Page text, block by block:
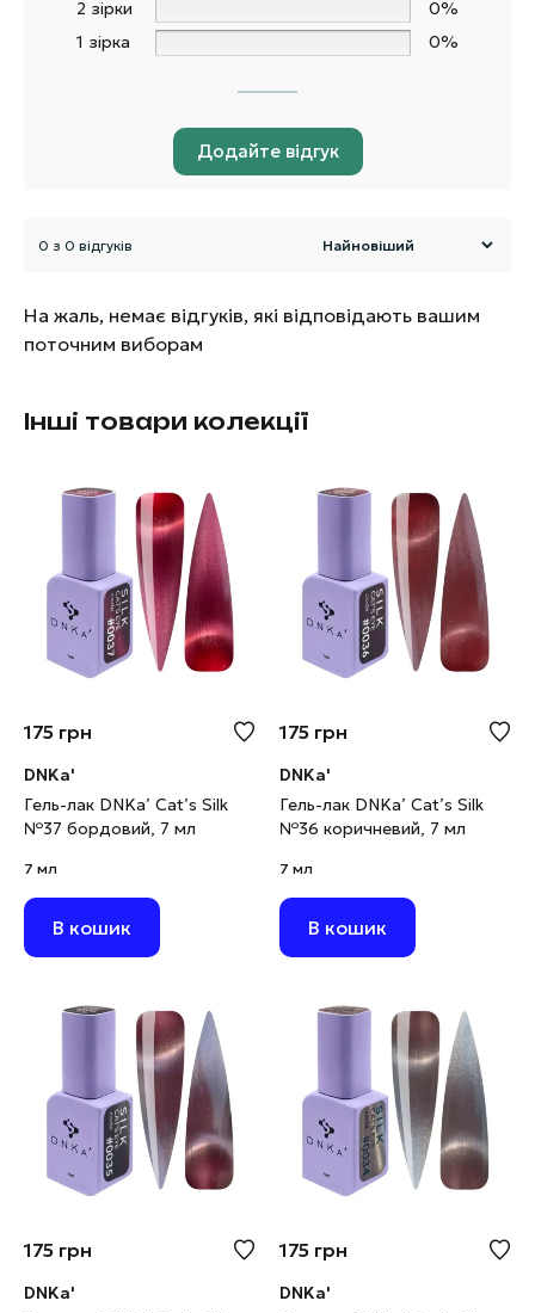
2 зірки
0%
1 зірка
0%
Додайте відгук
0 з 0 відгуків
На жаль, немає відгуків, які відповідають вашим
поточним виборам
Інші товари колекції
175 грн
DNKa'
Гель-лак DNKa’ Cat’s Silk
№37 бордовий, 7 мл
7 мл
В кошик
175 грн
DNKa'
Гель-лак DNKa’ Cat’s Silk
№36 коричневий, 7 мл
7 мл
В кошик
175 грн
DNKa'
175 грн
DNKa'